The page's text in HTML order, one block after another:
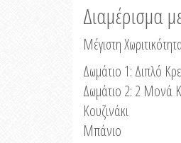
Διαμέρισμα
Μέγιστη
Δωμάτιο 1: Διπλό
Δωμάτιο 2: 2 Μονά
Κουζινάκι
Μπάνιο